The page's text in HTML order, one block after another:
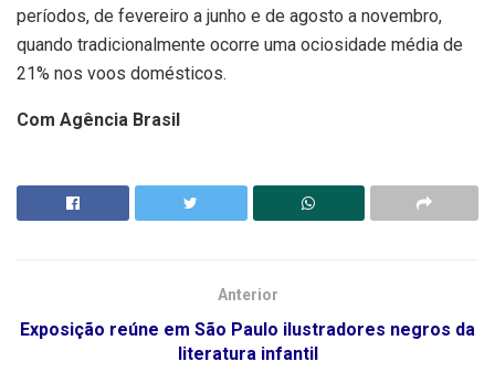
períodos, de fevereiro a junho e de agosto a novembro,
quando tradicionalmente ocorre uma ociosidade média de
21% nos voos domésticos.
Com Agência Brasil
Anterior
Exposição reúne em São Paulo ilustradores negros da
literatura infantil